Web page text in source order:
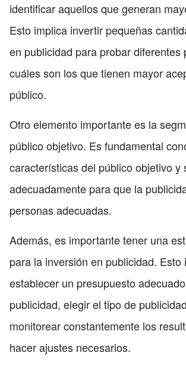
identificar aquellos que generan
Esto implica invertir pequeñas
en publicidad para probar diferentes
cuáles son los que tienen mayor
público.
Otro elemento importante es la
público objetivo. Es fundamental
características del público objetivo y
adecuadamente para que la
personas adecuadas.
Además, es importante tener una
para la inversión en publicidad. Esto
establecer un presupuesto
publicidad, elegir el tipo de
monitorear constantemente los
hacer ajustes necesarios.